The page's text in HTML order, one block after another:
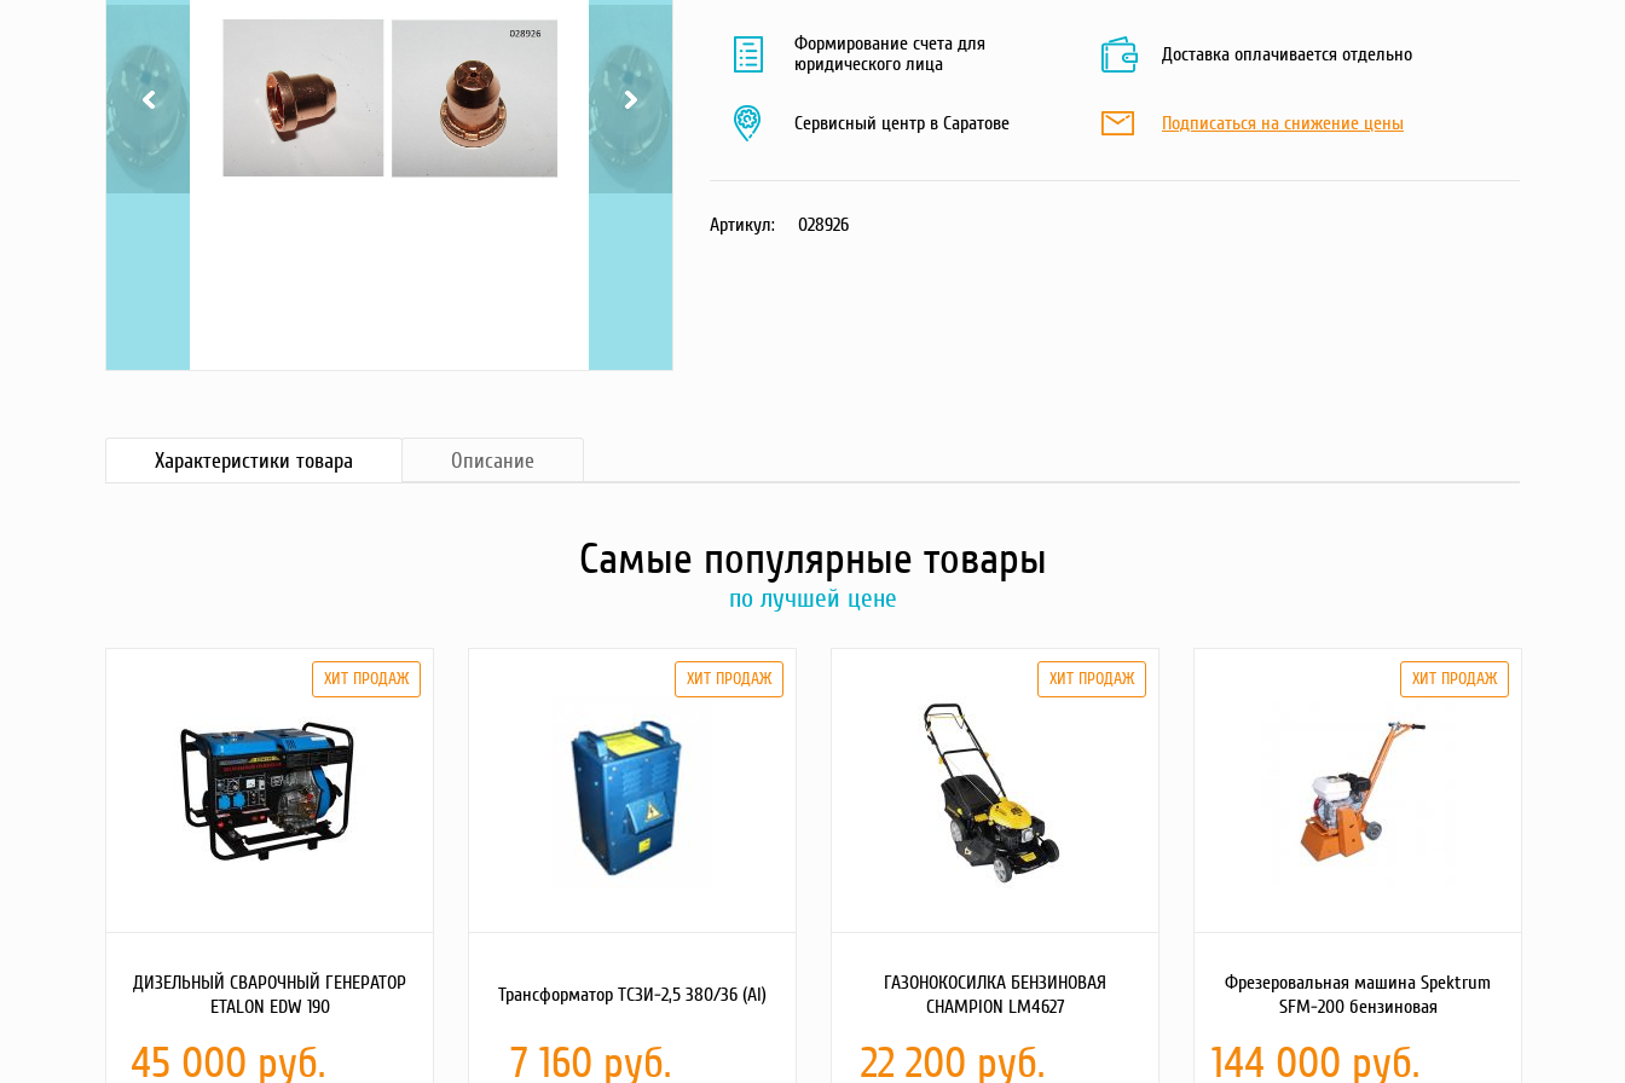
Формирование счета для
юридического лица
Доставка оплачивается отдельно
Сервисный центр в Саратове Подписаться на снижение цены
Артикул: 028926
Характеристики товара Описание
Самые популярные товары
по лучшей цене
ДИЗЕЛЬНЫЙ СВАРОЧНЫЙ ГЕНЕРАТОР
ETALON EDW 190
45 000 руб.
Трансформатор ТСЗИ-2,5 380/36 (Al)
7 160 руб.
ГАЗОНОКОСИЛКА БЕНЗИНОВАЯ
CHAMPION LM4627
22 200 руб.
Фрезеровальная машина Spektrum
SFM-200 бензиновая
144 000 руб.
Грузоподъемное оборудование
Силовая техника
Складское оснащение
Строительное оборудование
Электростанции
Синхронные генераторы